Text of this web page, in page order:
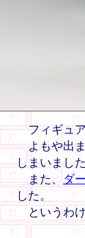
フィギュア
よもや出ま
しまいました
また、
ダ
した。
というわ